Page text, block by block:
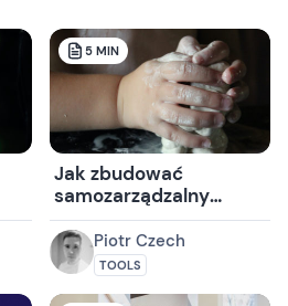
5 MIN
Jak zbudować
samozarządzalny
system w .NET
Piotr Czech
TOOLS